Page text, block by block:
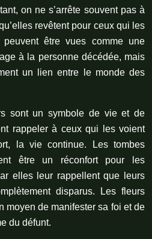
on ne s’arrête souvent pas à
revêtent pour ceux qui les
peuvent être vues comme une
à la personne décédée, mais
un lien entre le monde des
sont un symbole de vie et de
rappeler à ceux qui les voient
la vie continue. Les tombes
être un réconfort pour les
elles leur rappellent que leurs
disparus. Les fleurs
moyen de manifester sa foi et de
du défunt.